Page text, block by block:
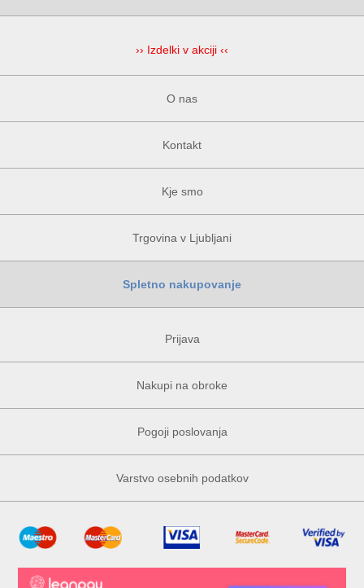
›› Izdelki v akciji ‹‹
O nas
Kontakt
Kje smo
Trgovina v Ljubljani
Spletno nakupovanje
Prijava
Nakupi na obroke
Pogoji poslovanja
Varstvo osebnih podatkov